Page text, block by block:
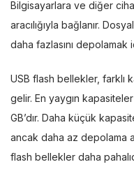
Bilgisayarlara ve diğer
aracılığıyla bağlanır.
daha fazlasını depolamak
USB flash bellekler, farklı
gelir. En yaygın
GB’dır. Daha küçük
ancak daha az depolama
flash bellekler daha